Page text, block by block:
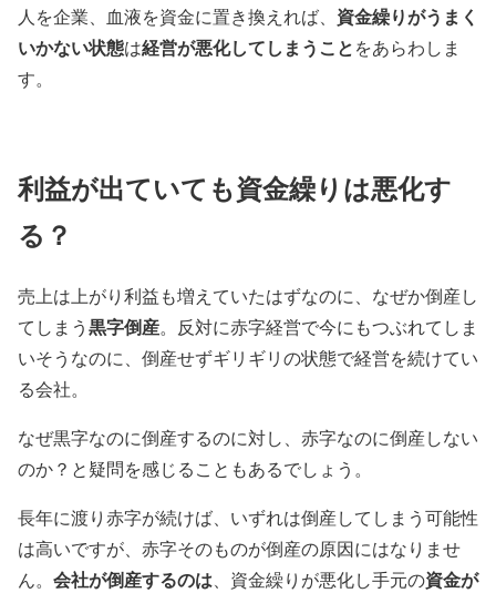
人を企業、血液を資金に置き換えれば、 資金繰りがうまく
いかない状態は経営が悪化してしまうことをあらわしま
す。
利益が出ていても資金繰りは悪化す
る？
売上は上がり利益も増えていたはずなのに、なぜか倒産し
てしまう黒字倒産。反対に赤字経営で今にもつぶれてしま
いそうなのに、倒産せずギリギリの状態で経営を続けてい
る会社。
なぜ黒字なのに倒産するのに対し、赤字なのに倒産しない
のか？と疑問を感じることもあるでしょう。
長年に渡り赤字が続けば、いずれは倒産してしまう可能性
は高いですが、赤字そのものが倒産の原因にはなりませ
ん。 会社が倒産するのは 、資金繰りが悪化し手元の資金が